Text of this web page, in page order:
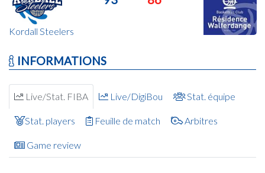
Kordall Steelers
INFORMATIONS
Live/Stat. FIBA Live/DigiBou Stat. équipe
Stat. players Feuille de match Arbitres
Game review